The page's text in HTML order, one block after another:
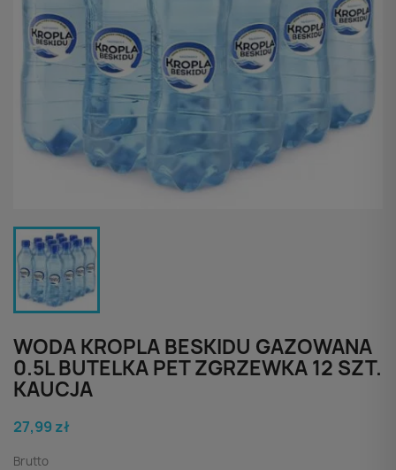
WODA KROPLA BESKIDU GAZOWANA
0.5L BUTELKA PET ZGRZEWKA 12 SZT.
KAUCJA
27,99 zł
Brutto